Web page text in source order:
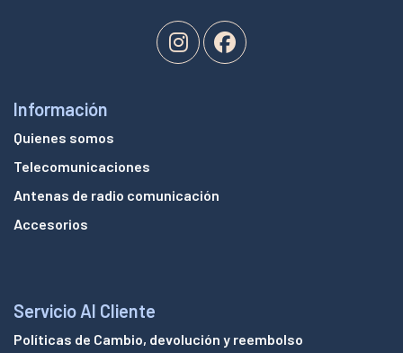
Información
Quienes somos
Telecomunicaciones
Antenas de radio comunicación
Accesorios
Servicio Al Cliente
Políticas de Cambio, devolución y reembolso